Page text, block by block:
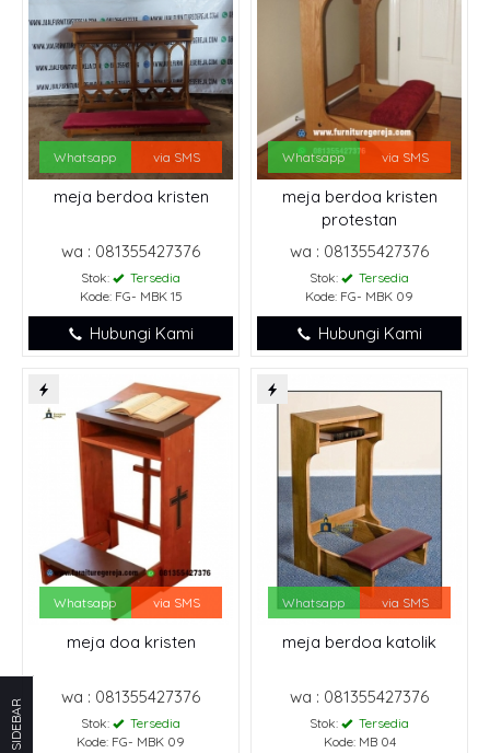
Whatsapp via SMS
meja berdoa kristen
wa : 081355427376
Stok:
Tersedia
Kode: FG- MBK 15
Hubungi Kami
Whatsapp via SMS
meja berdoa kristen
protestan
wa : 081355427376
Stok:
Tersedia
Kode: FG- MBK 09
Hubungi Kami
Whatsapp via SMS
meja doa kristen
wa : 081355427376
Stok:
Tersedia
Kode: FG- MBK 09
Whatsapp via SMS
meja berdoa katolik
wa : 081355427376
Stok:
Tersedia
Kode: MB 04
SIDEBAR